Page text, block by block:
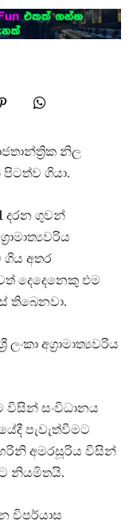
නිල
පිටත්ව ගියා.
දරන ගුවන්
ගිය අතර
දෙදෙනෙකු එම
තිබෙනවා.
අග්‍රාමාත්‍යවරිය
සංවිධානය
පැවැත්වීමට
හරිනි අමරසූරිය විසින්
නියමිතයි.
විපර්යාස